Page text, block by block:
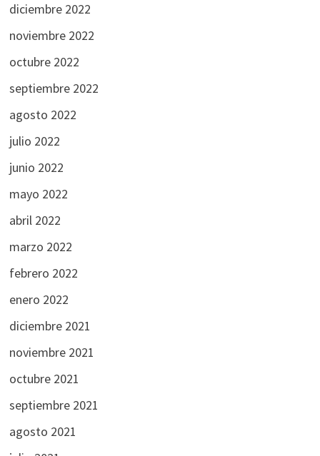
diciembre 2022
noviembre 2022
octubre 2022
septiembre 2022
agosto 2022
julio 2022
junio 2022
mayo 2022
abril 2022
marzo 2022
febrero 2022
enero 2022
diciembre 2021
noviembre 2021
octubre 2021
septiembre 2021
agosto 2021